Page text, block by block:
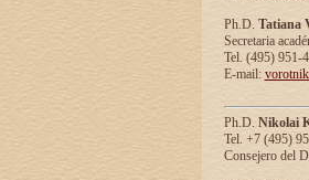
Ph.D. Tatiana
Secretaria
Tel. (495) 951-
E-mail:
Ph.D. Nikolai
Tel. +7 (495)
Consejero del